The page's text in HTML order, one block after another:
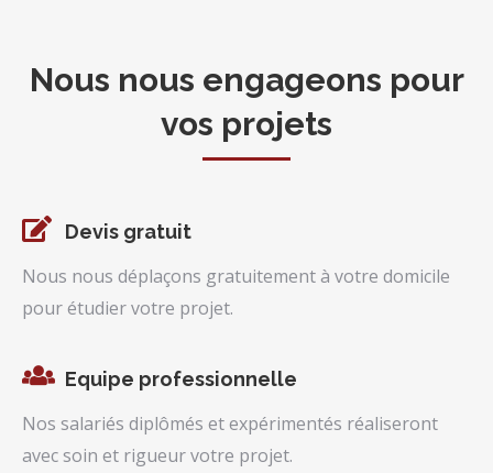
Nous nous engageons pour
vos projets
Devis gratuit
Nous nous déplaçons gratuitement à votre domicile
pour étudier votre projet.
Equipe professionnelle
Nos salariés diplômés et expérimentés réaliseront
avec soin et rigueur votre projet.